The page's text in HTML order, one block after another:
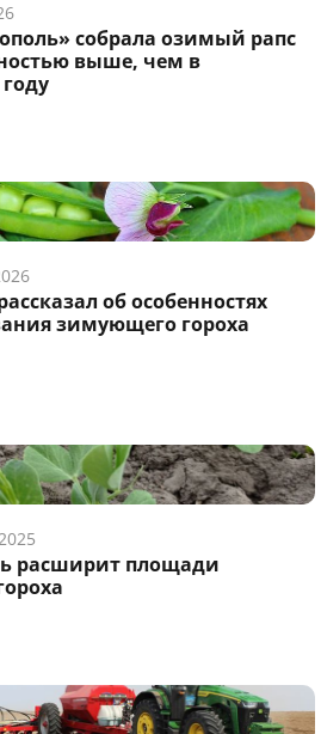
собрала озимый рапс
выше, чем в
об особенностях
зимующего гороха
расширит площади